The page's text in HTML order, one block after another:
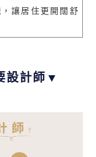
，讓居住更開闊舒
設計師▼